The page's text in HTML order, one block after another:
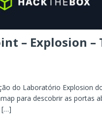
– Explosion –
do Laboratório Explosion
para descobrir as portas
[…]